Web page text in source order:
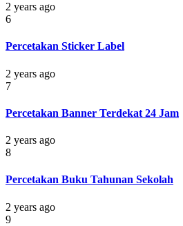
2 years ago
6
Percetakan Sticker Label
2 years ago
7
Percetakan Banner Terdekat 24 Jam
2 years ago
8
Percetakan Buku Tahunan Sekolah
2 years ago
9